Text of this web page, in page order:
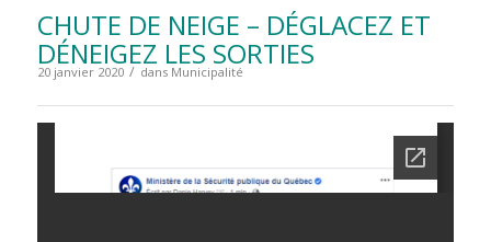
CHUTE DE NEIGE – DÉGLACEZ ET
DÉNEIGEZ LES SORTIES
20 janvier 2020 / dans Municipalité